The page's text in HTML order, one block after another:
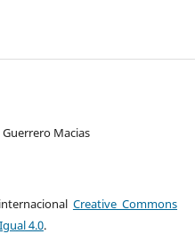
Guerrero Macias
Creative Commons
4.0.